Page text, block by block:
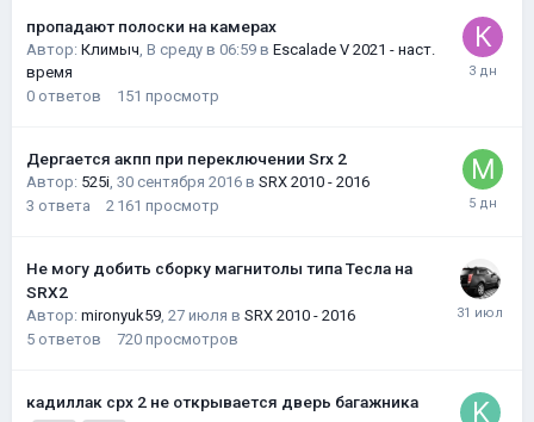
пропадают полоски на камерах
Автор: Климыч, В среду в 06:59 в Escalade V 2021 - наст.
время
0 ответов 151 просмотр
Дергается акпп при переключении Srx 2
Автор: 525i, 30 сентября 2016 в SRX 2010 - 2016
3 ответа 2 161 просмотр
Не могу добить сборку магнитолы типа Тесла на
SRX2
Автор: mironyuk59, 27 июля в SRX 2010 - 2016
5 ответов 720 просмотров
кадиллак срх 2 не открывается дверь багажника